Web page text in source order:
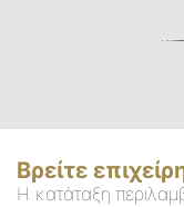
Βρείτε
Η κατάταξη